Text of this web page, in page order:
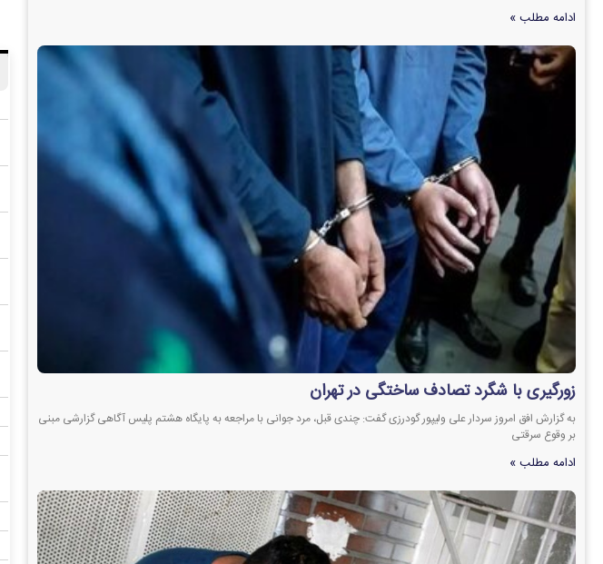
ادامه مطلب »
زورگیری با شگرد تصادف ساختگی در تهران
به گزارش افق امروز سردار علی ولیپور گودرزی گفت: چندی قبل، مرد جوانی با مراجعه به پایگاه هشتم پلیس آگاهی گزارشی مبنی
بر وقوع سرقتی
ادامه مطلب »